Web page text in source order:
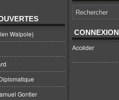
Walpole)
Gontier
CONNEXION
Accéder